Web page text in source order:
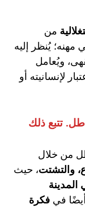
من
مهنه؛ يُنظر إليه
ويُعامل
لإنسانيته أو
. تتبع ذلك
من خلال
والتشتت، حيث
في فكرة